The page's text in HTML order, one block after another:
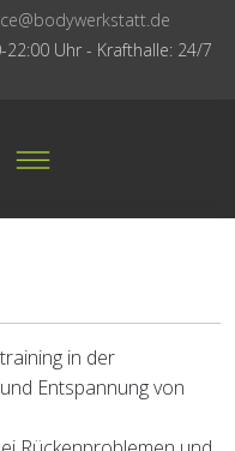
22:00 Uhr - Krafthalle: 24/7
in der
Entspannung von